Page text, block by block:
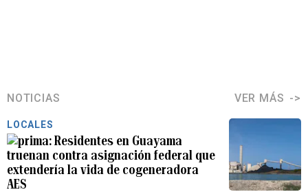
NOTICIAS VER MÁS
LOCALES
Residentes en Guayama
truenan contra asignación federal que
extendería la vida de cogeneradora
AES